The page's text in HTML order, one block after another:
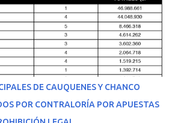
su traslado de urgencia al Hospital
la urgencia la ambulancia partió hacia
En medio del traslado, el
25 años, se agravó y pese a los esfuerzos
terminó falleciendo, sin alcanzar a
en el centro de destino. Apenas se
condición, sus padres —residentes en
a Cauquenes con la esperanza de una
DE CAUQUENES Y CHANCO
POR CONTRALORÍA POR APUESTAS